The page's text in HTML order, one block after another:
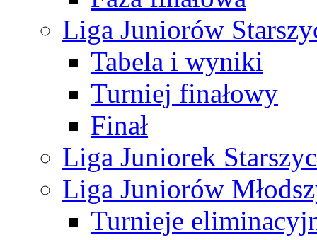
Liga Juniorów
Tabela i wyniki
Turniej finałowy
Finał
Liga Juniorek
Liga Juniorów
Turnieje